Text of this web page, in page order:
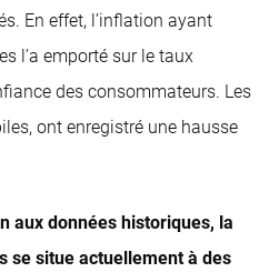
En effet, l’inflation ayant
l’a emporté sur le taux
des consommateurs. Les
ont enregistré une hausse
aux données historiques, la
se situe actuellement à des